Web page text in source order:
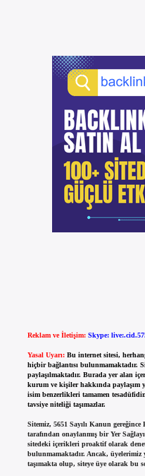
Reklam ve İletişim: Skype:
Yasal Uyarı: Bu internet sitesi,
hiçbir bağlantısı bulunmamaktadır.
paylaşılmaktadır. Burada yer alan
kurum ve kişiler hakkında paylaşım
isim benzerlikleri tamamen
tavsiye niteliği taşımazlar.
Sitemiz, 5651 Sayılı Kanun
tarafından onaylanmış bir Yer
sitedeki içerikleri proaktif olarak
bulunmamaktadır. Ancak,
taşımakta olup, siteye üye olarak bu